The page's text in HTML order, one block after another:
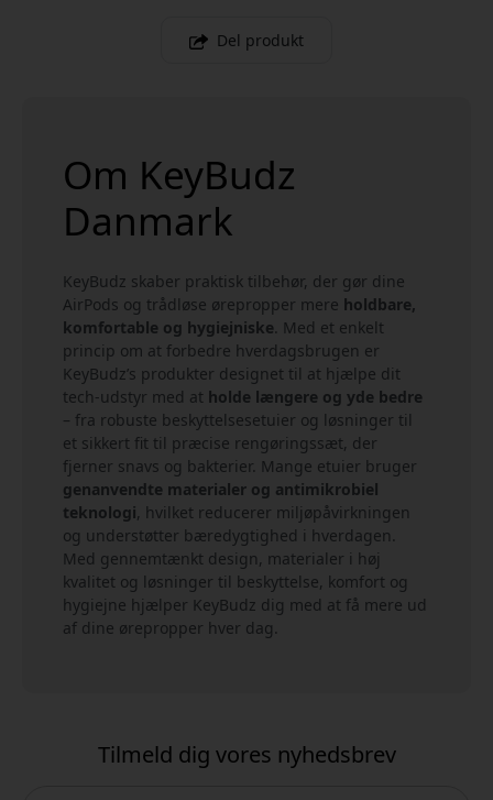
Del produkt
Om KeyBudz
Danmark
KeyBudz skaber praktisk tilbehør, der gør dine
AirPods og trådløse ørepropper mere holdbare,
komfortable og hygiejniske. Med et enkelt
princip om at forbedre hverdagsbrugen er
KeyBudz’s produkter designet til at hjælpe dit
tech-udstyr med at holde længere og yde bedre
– fra robuste beskyttelsesetuier og løsninger til
et sikkert fit til præcise rengøringssæt, der
fjerner snavs og bakterier. Mange etuier bruger
genanvendte materialer og antimikrobiel
teknologi, hvilket reducerer miljøpåvirkningen
og understøtter bæredygtighed i hverdagen.
Med gennemtænkt design, materialer i høj
kvalitet og løsninger til beskyttelse, komfort og
hygiejne hjælper KeyBudz dig med at få mere ud
af dine ørepropper hver dag.
Tilmeld dig vores nyhedsbrev